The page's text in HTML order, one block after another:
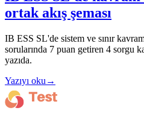
ortak akış şeması
IB ESS SL'de sistem ve sınır
sorularında 7 puan getiren 4 sorgu
yazıda.
Yazıyı oku →